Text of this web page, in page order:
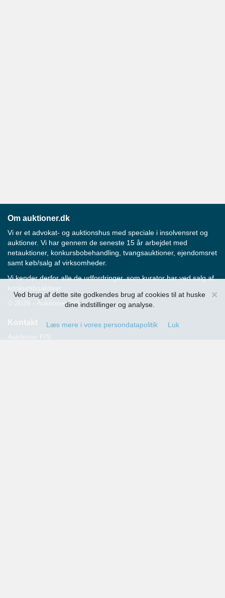
×
Ved brug af dette site godkendes brug af cookies til at huske
dine indstillinger og analyse.
Læs mere i vores persondatapolitik Luk
Om auktioner.dk
Vi er et advokat- og auktionshus med speciale i insolvensret og
auktioner. Vi har gennem de seneste 15 år arbejdet med
netauktioner, konkursbobehandling, tvangsauktioner, ejendomsret
samt køb/salg af virksomheder.
Vi kender derfor alle de udfordringer, som kurator har ved salg af
konkursboaktiver.
© 2026 - Auktioner P/S
Kontakt
Auktioner P/S